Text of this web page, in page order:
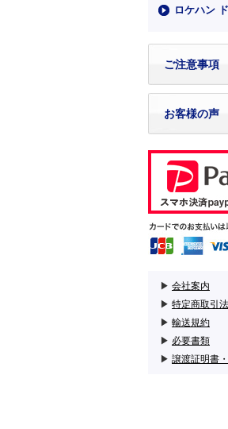
ロケハン
ご注意事項
お客様の声
▶ 会社案内
▶ 特定商取引
▶ 輸送規約
▶ 必要書類
▶ 譲渡証明書